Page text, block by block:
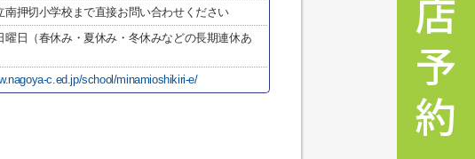
南押切小学校まで直接お問い合わせください
曜日（春休み・夏休み・冬休みなどの長期連休あ
c.ed.jp/school/minamioshikiri-e/